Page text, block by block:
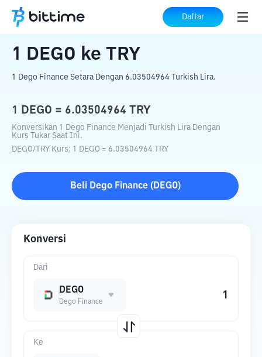
Daftar
Beranda Konverter Kripto TRY
1 DEGO ke TRY
1 Dego Finance Setara Dengan 6.03504964 Turkish Lira.
1 DEGO = 6.03504964 TRY
Konversikan 1 Dego Finance Menjadi Turkish Lira Dengan
Kurs Tukar Saat Ini.
DEGO/ TRY Kurs: 1 DEGO = 6.03504964 TRY
Beli Dego Finance( DEGO)
Konversi
Dari
DEGO
Dego Finance
Ke